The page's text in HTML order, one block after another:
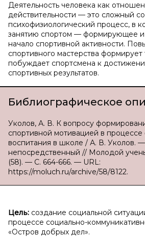
Деятельность человека как
действительности — это сложный
психофизиологический процесс, в
занятию спортом — формирующее
начало спортивной активности.
спортивного мастерства формирует
побуждает спортсмена к
спортивных результатов.
Библиографическое
Уколов, А. В. К вопросу
спортивной мотивацией в процессе
воспитания в школе / А. В. Уколов. —
непосредственный // Молодой
(58). — С. 664-666. — URL:
https://moluch.ru/archive/58/8122.
Цель: создание социальной
процессе социально-
«Остров добрых дел».